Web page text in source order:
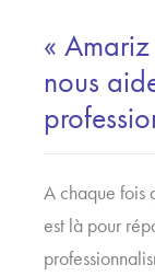
«
nous
A chaque fois
est là pour